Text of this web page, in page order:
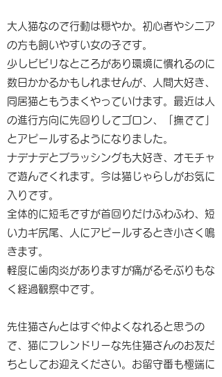
大人猫なので行動は穏やか。初心者やシニア
の方も飼いやすい女の子です。
少しビビリなところがあり環境に慣れるのに
数日かかるかもしれませんが、人間大好き、
同居猫ともうまくやっていけます。最近は人
の進行方向に先回りしてゴロン、「撫でて」
とアピールするようになりました。
ナデナデとブラッシングも大好き、オモチャ
で遊んでくれます。今は猫じゃらしがお気に
入りです。
全体的に短毛ですが首回りだけふわふわ、短
いカギ尻尾、人にアピールするとき小さく鳴
きます。
軽度に歯肉炎がありますが痛がるそぶりもな
く経過観察中です。
先住猫さんとはすぐ仲よくなれると思うの
で、猫にフレンドリーな先住猫さんのお友だ
ちとしてお迎えください。お留守番も極端に